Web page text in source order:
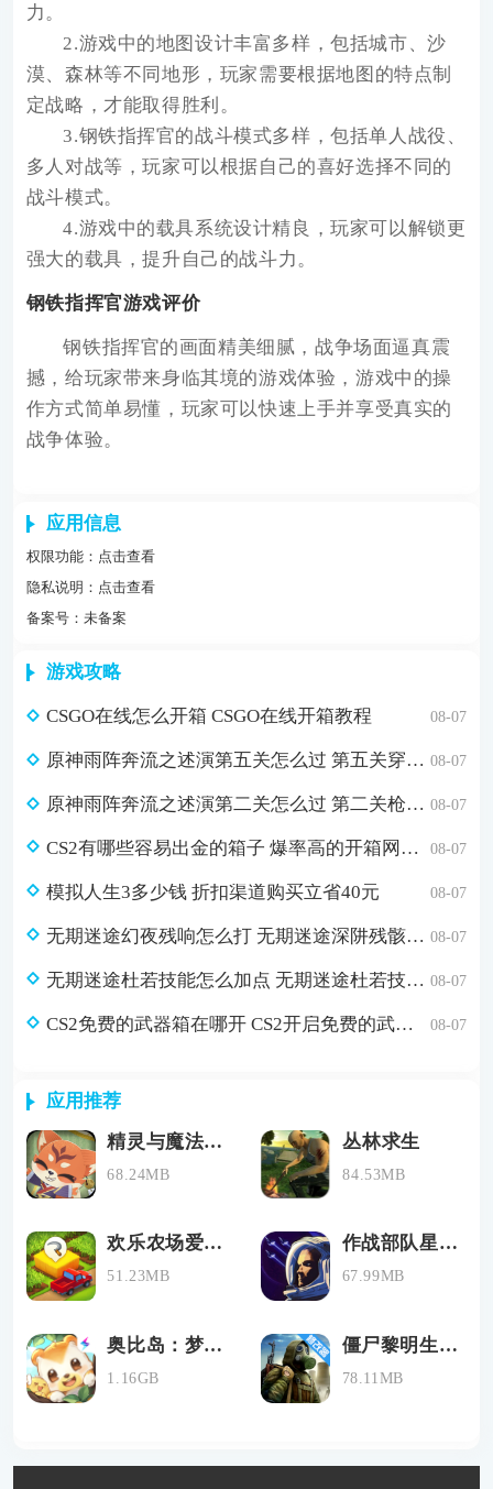
力。
2.游戏中的地图设计丰富多样，包括城市、沙
漠、森林等不同地形，玩家需要根据地图的特点制
定战略，才能取得胜利。
3.钢铁指挥官的战斗模式多样，包括单人战役、
多人对战等，玩家可以根据自己的喜好选择不同的
战斗模式。
4.游戏中的载具系统设计精良，玩家可以解锁更
强大的载具，提升自己的战斗力。
钢铁指挥官游戏评价
钢铁指挥官的画面精美细腻，战争场面逼真震
撼，给玩家带来身临其境的游戏体验，游戏中的操
作方式简单易懂，玩家可以快速上手并享受真实的
战争体验。
应用信息
权限功能： 点击查看
隐私说明： 点击查看
备案号：未备案
游戏攻略
CSGO在线怎么开箱 CSGO在线开箱教程 08-07
原神雨阵奔流之述演第五关怎么过 第五关穿着胸甲的人通关攻略 08-07
原神雨阵奔流之述演第二关怎么过 第二关枪刺与射击通关攻略 08-07
CS2有哪些容易出金的箱子 爆率高的开箱网站推荐 08-07
模拟人生3多少钱 折扣渠道购买立省40元 08-07
无期迷途幻夜残响怎么打 无期迷途深阱残骸第57期幻夜残响打法攻略 08-07
无期迷途杜若技能怎么加点 无期迷途杜若技能加点建议 08-07
CS2免费的武器箱在哪开 CS2开启免费的武器箱方法 08-07
应用推荐
精灵与魔法最新版下载
68.24MB
丛林求生
84.53MB
欢乐农场爱消除
51.23MB
作战部队星际围攻手机版下载
67.99MB
奥比岛：梦幻国度
1.16GB
僵尸黎明生存中文版
78.11MB